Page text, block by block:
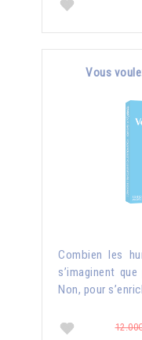
Vous
Combien les
s’imaginent
Non, pour